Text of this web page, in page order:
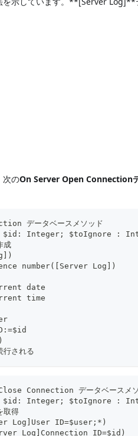
次のOn Server Open Connection
データベースメソッド
$id: Integer; $toIgnore :
number([Server Log])
date
time
される
Connection データベースメソ
$id: Integer; $toIgnore :
得
Log]User ID=$user;*)
Log]Connection ID=$id)